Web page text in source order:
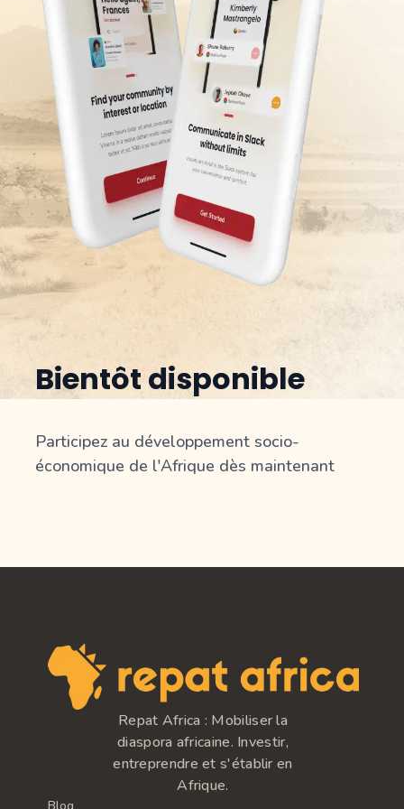
afin de protéger vos informations
bancaires.
Bientôt disponible
Participez au développement socio-
économique de l'Afrique dès maintenant
Repat Africa : Mobiliser la
diaspora africaine. Investir,
entreprendre et s'établir en
Afrique.